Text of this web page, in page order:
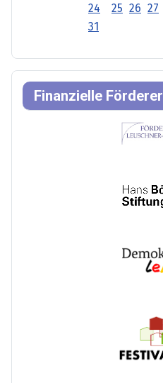
24
25 26 27
31
Finanzielle Förderer